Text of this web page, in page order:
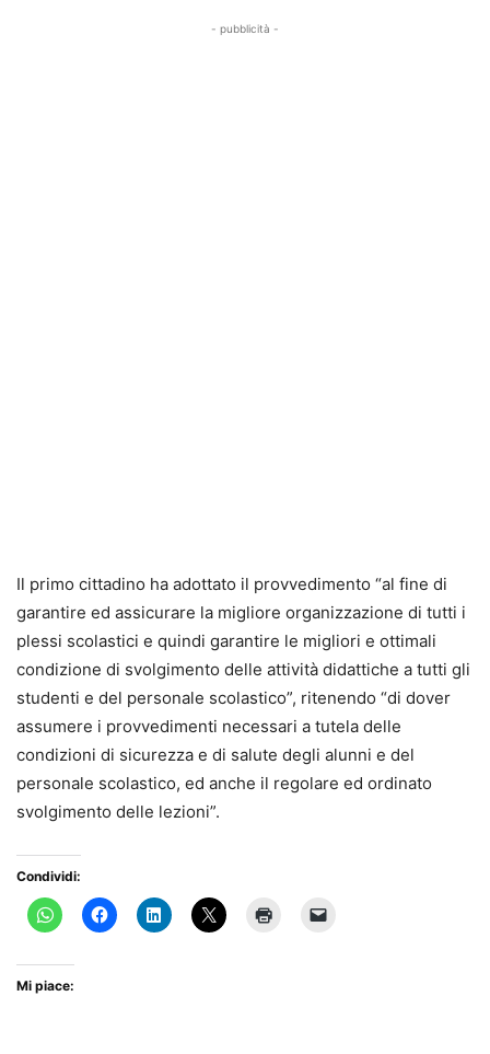
- pubblicità -
Il primo cittadino ha adottato il provvedimento “al fine di
garantire ed assicurare la migliore organizzazione di tutti i
plessi scolastici e quindi garantire le migliori e ottimali
condizione di svolgimento delle attività didattiche a tutti gli
studenti e del personale scolastico”, ritenendo “di dover
assumere i provvedimenti necessari a tutela delle
condizioni di sicurezza e di salute degli alunni e del
personale scolastico, ed anche il regolare ed ordinato
svolgimento delle lezioni”.
Condividi:
Mi piace: